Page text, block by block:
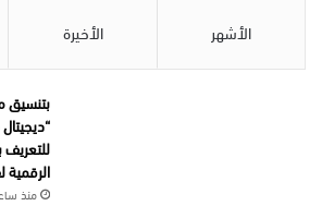
الأشهر الأخيرة
بتنسيق
الرقمية لفائدة
منذ